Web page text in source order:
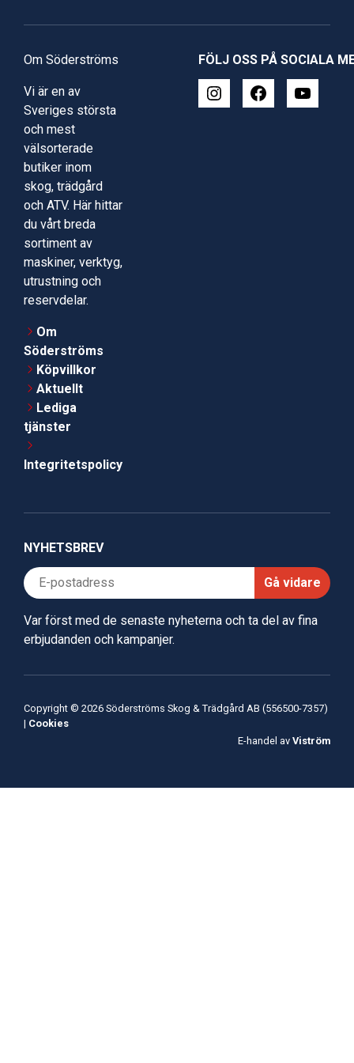
Om Söderströms
Vi är en av
Sveriges största
och mest
välsorterade
butiker inom
skog, trädgård
och ATV. Här hittar
du vårt breda
sortiment av
maskiner, verktyg,
utrustning och
reservdelar.
Om
Söderströms
Köpvillkor
Aktuellt
Lediga
tjänster
Integritetspolicy
FÖLJ OSS PÅ SOCIALA
NYHETSBREV
Gå vidare
Var först med de senaste nyheterna och ta del av fina
erbjudanden och kampanjer.
Copyright © 2026 Söderströms Skog & Trädgård AB (556500-7357)
| Cookies
E-handel av Viström